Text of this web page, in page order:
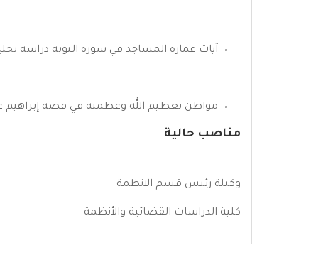
آيات عمارة المساجد في سورة التوبة دراسة
مواطن تعظيم الله وعظمته في قصة إبراهيم عليه
مناصب حالية
وكيلة رئيس قسم الانظمة
كلية الدراسات القضائية والأنظمة